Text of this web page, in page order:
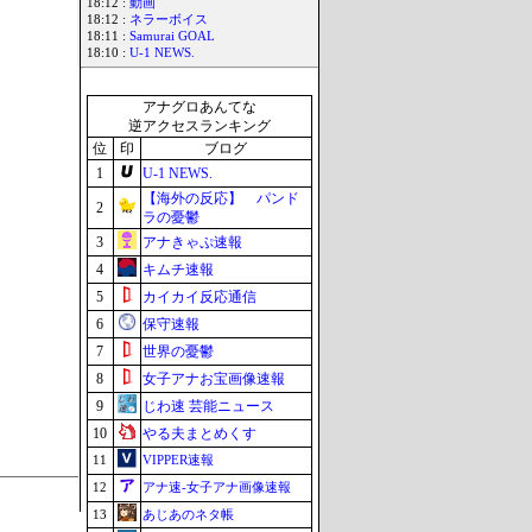
18:12 : 動画
18:12 : ネラーボイス
18:11 : Samurai GOAL
18:10 : U-1 NEWS.
アナグロあんてな
逆アクセスランキング
位
印
ブログ
1
U-1 NEWS.
2
【海外の反応】 パンド
ラの憂鬱
3
アナきゃぷ速報
4
キムチ速報
5
カイカイ反応通信
6
保守速報
7
世界の憂鬱
8
女子アナお宝画像速報
9
じわ速 芸能ニュース
10
やる夫まとめくす
11
VIPPER速報
12
アナ速‐女子アナ画像速報
13
あじあのネタ帳